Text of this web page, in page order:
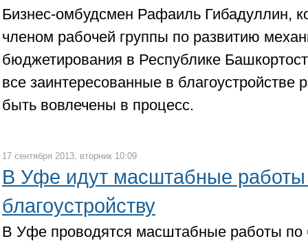
Бизнес-омбудсмен Рафаиль Гибадуллин,
членом рабочей группы по развитию
бюджетирования в Республике
все заинтересованные в
быть вовлечены в процесс.
17 сентября 2013, вторник 10:09
В Уфе идут масштабные
благоустройству
В Уфе проводятся масштабные работы по